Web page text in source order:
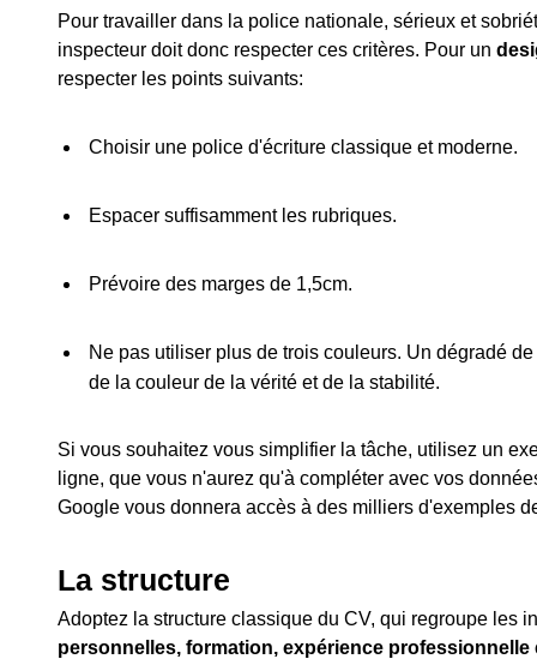
Pour travailler dans la police nationale, sérieux et
inspecteur doit donc respecter ces critères. Pour un
respecter les points suivants:
Choisir une police d'écriture classique et moderne.
Espacer suffisamment les rubriques.
Prévoire des marges de 1,5cm.
Ne pas utiliser plus de trois couleurs. Un dégradé
de la couleur de la vérité et de la stabilité.
Si vous souhaitez vous simplifier la tâche, utilisez un
ligne, que vous n'aurez qu'à compléter avec vos
Google vous donnera accès à des milliers d'exemples
La structure
Adoptez la structure classique du CV, qui regroupe les
personnelles, formation, expérience professionnelle